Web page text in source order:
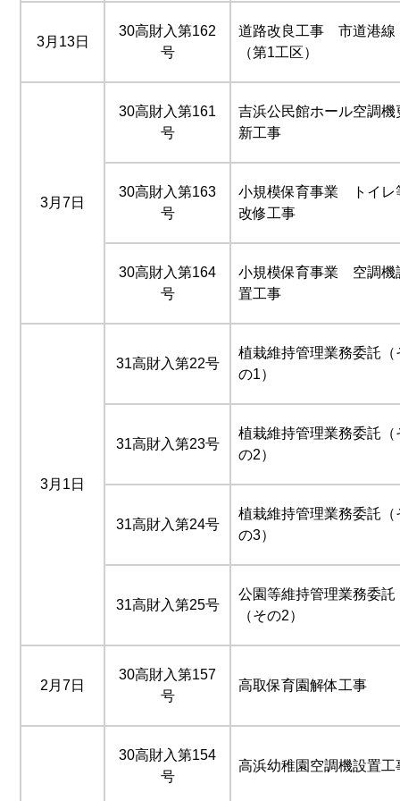
3月13日
30高財入第162
号
道路改良工事 市道港線
（第1工区）
3月7日
30高財入第161
号
吉浜公民館ホール空調機
新工事
30高財入第163
号
小規模保育事業 トイレ
改修工事
30高財入第164
号
小規模保育事業 空調機
置工事
3月1日
31高財入第22号
植栽維持管理業務委託（
の1）
31高財入第23号
植栽維持管理業務委託（
の2）
31高財入第24号
植栽維持管理業務委託（
の3）
31高財入第25号
公園等維持管理業務委託
（その2）
2月7日
30高財入第157
号
高取保育園解体工事
30高財入第154
号
高浜幼稚園空調機設置工